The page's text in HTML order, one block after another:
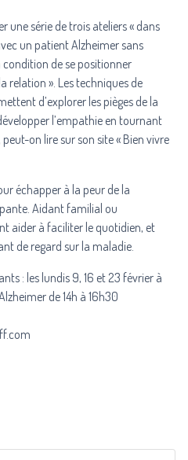
une série de trois ateliers « dans
un patient Alzheimer sans
condition de se positionner
relation ». Les techniques de
d’explorer les pièges de la
l’empathie en tournant
on lire sur son site « Bien vivre
échapper à la peur de la
Aidant familial ou
aider à faciliter le quotidien, et
de regard sur la maladie.
: les lundis 9, 16 et 23 février à
de 14h à 16h30